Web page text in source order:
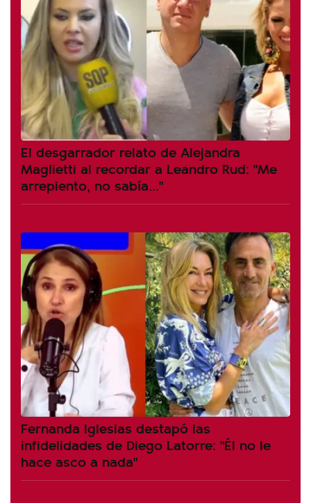
El desgarrador relato de Alejandra
Maglietti al recordar a Leandro Rud: "Me
arrepiento, no sabía..."
Fernanda Iglesias destapó las
infidelidades de Diego Latorre: "Él no le
hace asco a nada"